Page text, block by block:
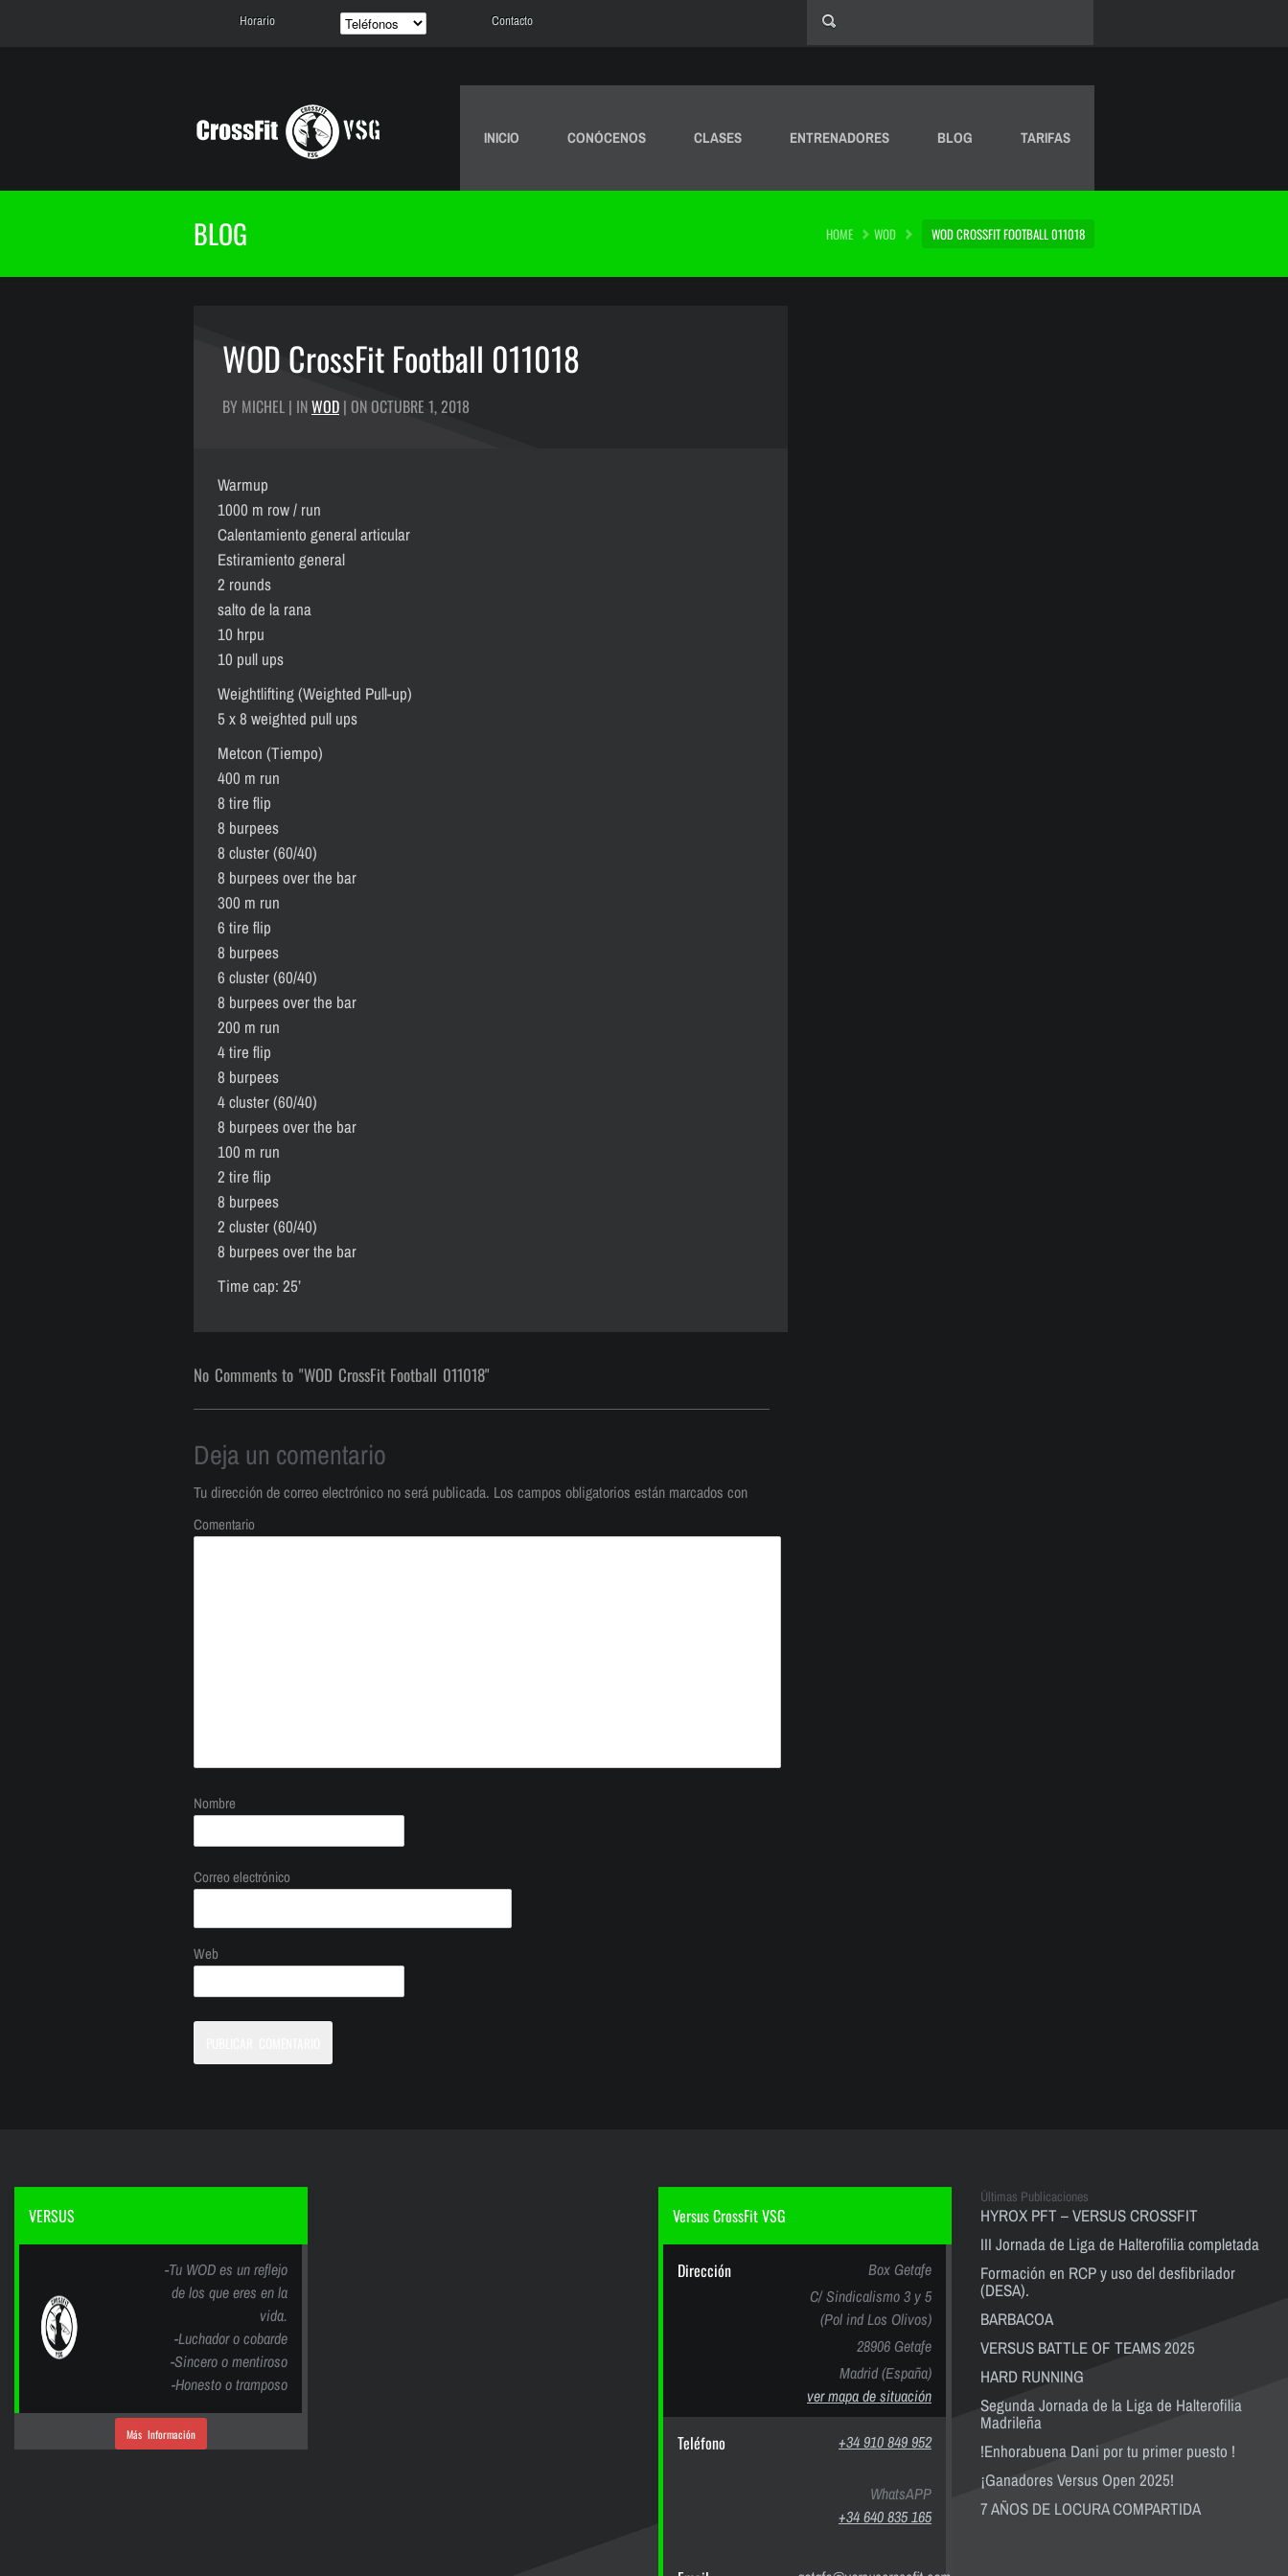
Horario Contacto
INICIO CONÓCENOS CLASES ENTRENADORES BLOG TARIFAS
BLOG HOME WOD WOD CROSSFIT FOOTBALL 011018
WOD CrossFit Football 011018
BY MICHEL | INWOD | ON OCTUBRE 1, 2018
Warmup
1000 m row / run
Calentamiento general articular
Estiramiento general
2 rounds
salto de la rana
10 hrpu
10 pull ups
Weightlifting (Weighted Pull-up)
5 x 8 weighted pull ups
Metcon (Tiempo)
400 m run
8 tire flip
8 burpees
8 cluster (60/40)
8 burpees over the bar
300 m run
6 tire flip
8 burpees
6 cluster (60/40)
8 burpees over the bar
200 m run
4 tire flip
8 burpees
4 cluster (60/40)
8 burpees over the bar
100 m run
2 tire flip
8 burpees
2 cluster (60/40)
8 burpees over the bar
Time cap: 25’
No Comments to "WOD CrossFit Football 011018"
Deja un comentario
Tu dirección de correo electrónico no será publicada. Los campos obligatorios están marcados con
Comentario
Nombre
Correo electrónico
Web
VERSUS
-Tu WOD es un reflejo
de los que eres en la
vida.
-Luchador o cobarde
-Sincero o mentiroso
-Honesto o tramposo
Más Información
Versus CrossFit VSG
Dirección
Box Getafe
C/ Sindicalismo 3 y 5
(Pol ind Los Olivos)
28906 Getafe
Madrid (España)
ver mapa de situación
Teléfono +34 910 849 952
WhatsAPP
+34 640 835 165
Últimas Publicaciones
HYROX PFT – VERSUS CROSSFIT
III Jornada de Liga de Halterofilia completada
Formación en RCP y uso del desfibrilador
(DESA).
BARBACOA
VERSUS BATTLE OF TEAMS 2025
HARD RUNNING
Segunda Jornada de la Liga de Halterofilia
Madrileña
!Enhorabuena Dani por tu primer puesto !
¡Ganadores Versus Open 2025!
7 AÑOS DE LOCURA COMPARTIDA